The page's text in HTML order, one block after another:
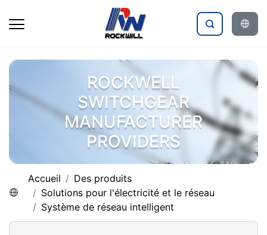
ROCKWELL
SWITCHGEAR
MANUFACTURER
PROVIDERS
Accueil
Des produits
Solutions pour l'électricité et le réseau
Système de réseau intelligent